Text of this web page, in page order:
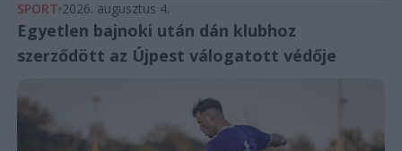
SPORT 2026. augusztus 4.
Egyetlen bajnoki után dán klubhoz
szerződött az Újpest válogatott védője